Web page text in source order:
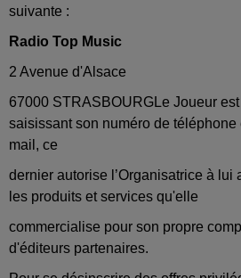
suivante :
Radio Top Music
2 Avenue d'Alsace
67000 STRASBOURGLe Joueur
saisissant son numéro de téléphone
mail, ce
dernier autorise l’Organisatrice à lui
les produits et services qu'elle
commercialise pour son propre
d'éditeurs partenaires.